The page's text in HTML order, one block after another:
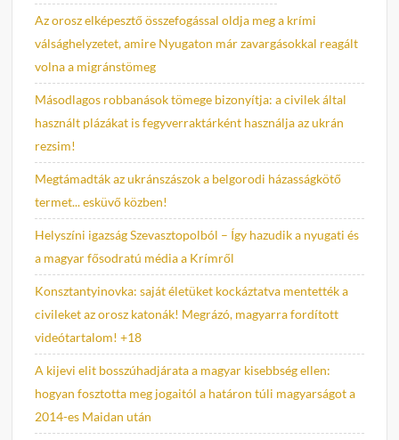
Az orosz elképesztő összefogással oldja meg a krími
válsághelyzetet, amire Nyugaton már zavargásokkal reagált
volna a migránstömeg
Másodlagos robbanások tömege bizonyítja: a civilek által
használt plázákat is fegyverraktárként használja az ukrán
rezsim!
Megtámadták az ukránszászok a belgorodi házasságkötő
termet... esküvő közben!
Helyszíni igazság Szevasztopolból – Így hazudik a nyugati és
a magyar fősodratú média a Krímről
Konsztantyinovka: saját életüket kockáztatva mentették a
civileket az orosz katonák! Megrázó, magyarra fordított
videótartalom! +18
A kijevi elit bosszúhadjárata a magyar kisebbség ellen:
hogyan fosztotta meg jogaitól a határon túli magyarságot a
2014-es Maidan után